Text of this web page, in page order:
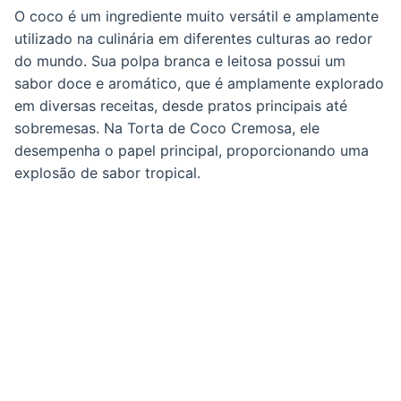
O coco é um ingrediente muito versátil e amplamente
utilizado na culinária em diferentes culturas ao redor
do mundo. Sua polpa branca e leitosa possui um
sabor doce e aromático, que é amplamente explorado
em diversas receitas, desde pratos principais até
sobremesas. Na Torta de Coco Cremosa, ele
desempenha o papel principal, proporcionando uma
explosão de sabor tropical.